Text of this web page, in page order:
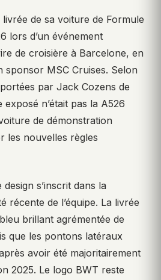
de sa voiture de Formule
lors d’un événement
de croisière à Barcelone, en
sponsor MSC Cruises. Selon
par Jack Cozens de
exposé n’était pas la A526
de démonstration
les nouvelles règles
s’inscrit dans la
récente de l’équipe. La livrée
brillant agrémentée de
que les pontons latéraux
avoir été majoritairement
2025. Le logo BWT reste